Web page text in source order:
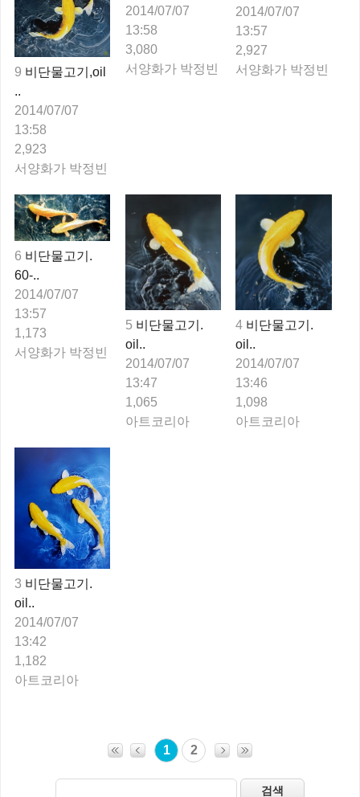
9 비단물고기,oil
..
2014/07/07
13:58
2,923
서양화가 박정빈
2014/07/07
13:58
3,080
서양화가 박정빈
2014/07/07
13:57
2,927
서양화가 박정빈
6 비단물고기.
60-..
2014/07/07
13:57
1,173
서양화가 박정빈
5 비단물고기.
oil..
2014/07/07
13:47
1,065
아트코리아
4 비단물고기.
oil..
2014/07/07
13:46
1,098
아트코리아
3 비단물고기.
oil..
2014/07/07
13:42
1,182
아트코리아
1 2